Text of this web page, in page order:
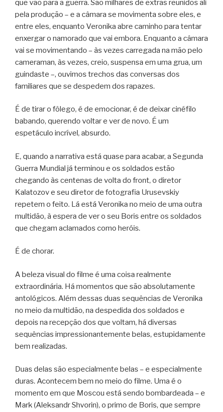
que vão para a guerra. São milhares de extras reunidos ali
pela produção – e a câmara se movimenta sobre eles, e
entre eles, enquanto Veronika abre caminho para tentar
enxergar o namorado que vai embora. Enquanto a câmara
vai se movimentando – às vezes carregada na mão pelo
cameraman, às vezes, creio, suspensa em uma grua, um
guindaste –, ouvimos trechos das conversas dos
familiares que se despedem dos rapazes.
É de tirar o fôlego, é de emocionar, é de deixar cinéfilo
babando, querendo voltar e ver de novo. É um
espetáculo incrível, absurdo.
E, quando a narrativa está quase para acabar, a Segunda
Guerra Mundial já terminou e os soldados estão
chegando às centenas de volta do front, o diretor
Kalatozov e seu diretor de fotografia Urusevskiy
repetem o feito. Lá está Veronika no meio de uma outra
multidão, à espera de ver o seu Boris entre os soldados
que chegam aclamados como heróis.
É de chorar.
A beleza visual do filme é uma coisa realmente
extraordinária. Há momentos que são absolutamente
antológicos. Além dessas duas sequências de Veronika
no meio da multidão, na despedida dos soldados e
depois na recepção dos que voltam, há diversas
sequências impressionantemente belas, estupidamente
bem realizadas.
Duas delas são especialmente belas – e especialmente
duras. Acontecem bem no meio do filme. Uma é o
momento em que Moscou está sendo bombardeada – e
Mark (Aleksandr Shvorin), o primo de Boris, que sempre